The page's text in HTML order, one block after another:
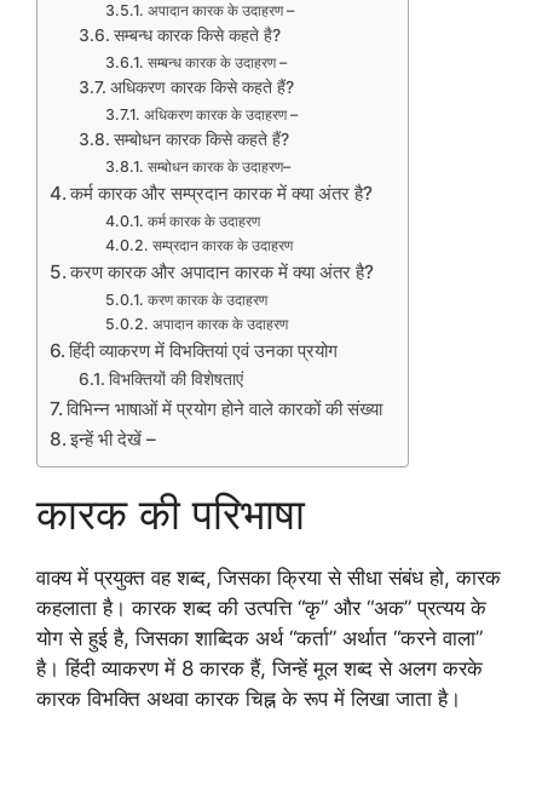
अपादान कारक के उदाहरण –
सम्बन्ध कारक किसे कहते है?
सम्बन्ध कारक के उदाहरण –
अधिकरण कारक किसे कहते हैं?
अधिकरण कारक के उदाहरण –
सम्बोधन कारक किसे कहते हैं?
सम्बोधन कारक के उदाहरण–
कर्म कारक और सम्प्रदान कारक में क्या अंतर है?
कर्म कारक के उदाहरण
सम्प्रदान कारक के उदाहरण
करण कारक और अपादान कारक में क्या अंतर है?
करण कारक के उदाहरण
अपादान कारक के उदाहरण
हिंदी व्याकरण में विभक्तियां एवं उनका प्रयोग
विभक्तियों की विशेषताएं
विभिन्न भाषाओं में प्रयोग होने वाले कारकों की संख्या
इन्हें भी देखें –
कारक की परिभाषा
वाक्य में प्रयुक्त वह शब्द, जिसका क्रिया से सीधा संबंध हो, कारक
कहलाता है। कारक शब्द की उत्पत्ति “कृ” और “अक” प्रत्यय के
योग से हुई है, जिसका शाब्दिक अर्थ “कर्ता” अर्थात “करने वाला”
है। हिंदी व्याकरण में 8 कारक हैं, जिन्हें मूल शब्द से अलग करके
कारक विभक्ति अथवा कारक चिह्न के रूप में लिखा जाता है।